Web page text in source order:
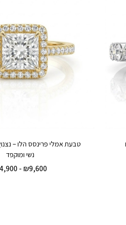
טבעת אמלי פרינסס הלו –
נשי ומוקפד
- ₪9,600